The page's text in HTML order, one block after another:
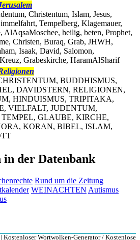
Christentum, Islam, Jesus,
Tempelberg, Klagemauer,
AlAqsaMoschee, heilig, beten, Prophet,
Christen, Buraq, Grab, JHWH,
Isaak, David, Salomon,
Grabeskirche, HaramAlSharif
BUDDHISMUS,
DAVIDSTERN, RELIGIONEN,
HINDUISMUS, TRIPITAKA,
VIELFALT, JUDENTUM,
TEMPEL, GLAUBE, KIRCHE,
KORAN, BIBEL, ISLAM,
der Datenbank
Rund um die Zeitung
WEINACHTEN Autismus
Kostenloser Wortwolken-Generator / Kostenlose